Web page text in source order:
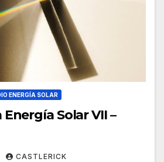
ENERGÍA SOLAR
Solar VII –
CASTLERICK